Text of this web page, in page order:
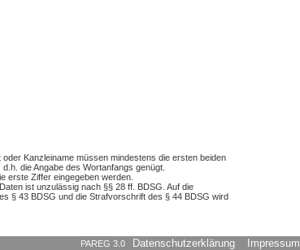
Kanzleiname müssen mindestens die ersten beiden
die Angabe des Wortanfangs genügt.
erste Ziffer eingegeben werden.
ist unzulässig nach §§ 28 ff. BDSG. Auf die
§ 43 BDSG und die Strafvorschrift des § 44 BDSG wird
PAREG 3.0